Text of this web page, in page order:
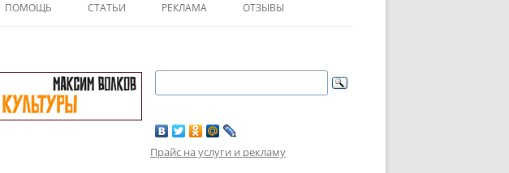
ПОМОЩЬ СТАТЬИ РЕКЛАМА ОТЗЫВЫ
Прайс на услуги и рекламу